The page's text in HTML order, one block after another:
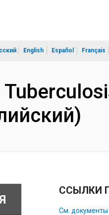
English Español Français
ССЫЛКИ
См. документы